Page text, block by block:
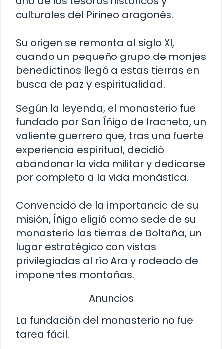
culturales del Pirineo aragonés.
Su origen se remonta al siglo XI,
cuando un pequeño grupo de monjes
benedictinos llegó a estas tierras en
busca de paz y espiritualidad.
Según la leyenda, el monasterio fue
fundado por San Íñigo de Iracheta, un
valiente guerrero que, tras una fuerte
experiencia espiritual, decidió
abandonar la vida militar y dedicarse
por completo a la vida monástica.
Convencido de la importancia de su
misión, Íñigo eligió como sede de su
monasterio las tierras de Boltaña, un
lugar estratégico con vistas
privilegiadas al río Ara y rodeado de
imponentes montañas.
Anuncios
La fundación del monasterio no fue
tarea fácil.